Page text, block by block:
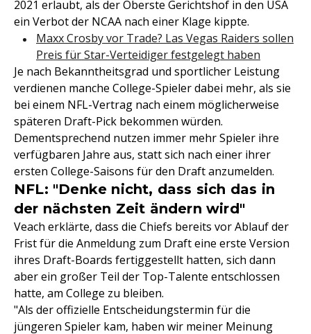
2021 erlaubt, als der Oberste Gerichtshof in den USA
ein Verbot der NCAA nach einer Klage kippte.
Maxx Crosby vor Trade? Las Vegas Raiders sollen
Preis für Star-Verteidiger festgelegt haben
Je nach Bekanntheitsgrad und sportlicher Leistung
verdienen manche College-Spieler dabei mehr, als sie
bei einem NFL-Vertrag nach einem möglicherweise
späteren Draft-Pick bekommen würden.
Dementsprechend nutzen immer mehr Spieler ihre
verfügbaren Jahre aus, statt sich nach einer ihrer
ersten College-Saisons für den Draft anzumelden.
NFL: "Denke nicht, dass sich das in
der nächsten Zeit ändern wird"
Veach erklärte, dass die Chiefs bereits vor Ablauf der
Frist für die Anmeldung zum Draft eine erste Version
ihres Draft-Boards fertiggestellt hatten, sich dann
aber ein großer Teil der Top-Talente entschlossen
hatte, am College zu bleiben.
"Als der offizielle Entscheidungstermin für die
jüngeren Spieler kam, haben wir meiner Meinung